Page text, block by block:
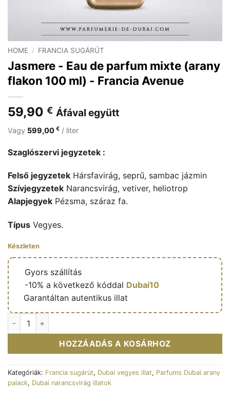
HOME / FRANCIA SUGÁRÚT
Jasmere - Eau de parfum mixte (arany
flakon 100 ml) - Francia Avenue
59,90 € Áfával együtt
Vagy 599,00 € / liter
Szaglószervi jegyzetek :
Felső jegyzetek Hársfavirág, seprű, sambac jázmin
Szívjegyzetek Narancsvirág, vetiver, heliotrop
Alapjegyek Pézsma, száraz fa.
Típus Vegyes.
Készleten
Gyors szállítás
-10% a következő kóddal Dubai10
Garantáltan autentikus illat
Jasmere – Eau de parfum mixte (flacon doré 100 ml) –
HOZZÁADÁS A KOSÁRHOZ
Kategóriák: Francia sugárút, Dubai vegyes illat, Parfums Dubaï arany
palack, Dubai narancsvirág illatok